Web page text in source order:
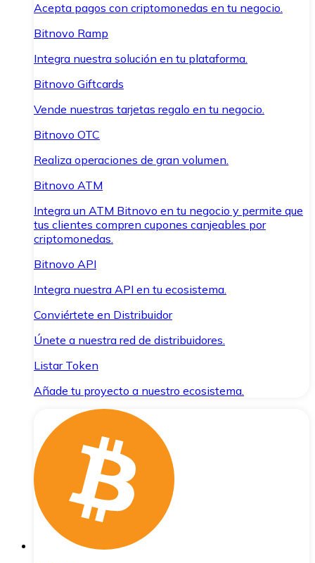
Acepta pagos con criptomonedas en tu negocio.
Bitnovo Ramp
Integra nuestra solución en tu plataforma.
Bitnovo Giftcards
Vende nuestras tarjetas regalo en tu negocio.
Bitnovo OTC
Realiza operaciones de gran volumen.
Bitnovo ATM
Integra un ATM Bitnovo en tu negocio y permite que
tus clientes compren cupones canjeables por
criptomonedas.
Bitnovo API
Integra nuestra API en tu ecosistema.
Conviértete en Distribuidor
Únete a nuestra red de distribuidores.
Listar Token
Añade tu proyecto a nuestro ecosistema.